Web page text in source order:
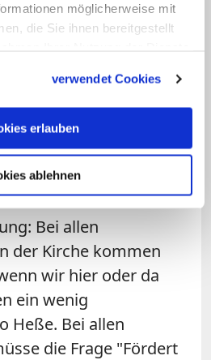
möglicherweise mit
die Sie ihnen bereitgestellt
verwendet Cookies
erlauben
ablehnen
dem Erzbistum heute
Geld. "Es geht an die
Der Erzbischof
geplante
kein reiner
solle. "Ich bin der
Bei allen
der Kirche kommen
wir hier oder da
ein wenig
Heße. Bei allen
die Frage "Fördert